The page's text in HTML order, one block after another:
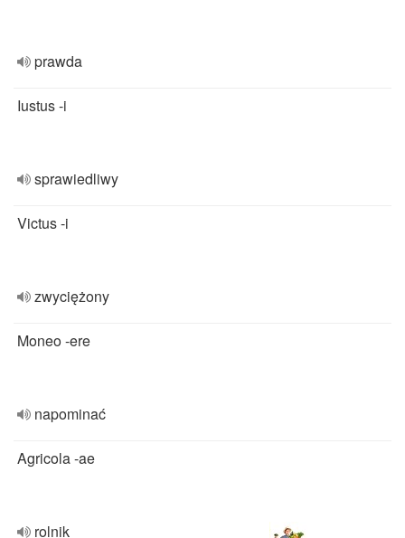
prawda
Iustus -i
sprawiedliwy
Victus -i
zwyciężony
Moneo -ere
napominać
Agricola -ae
rolnik